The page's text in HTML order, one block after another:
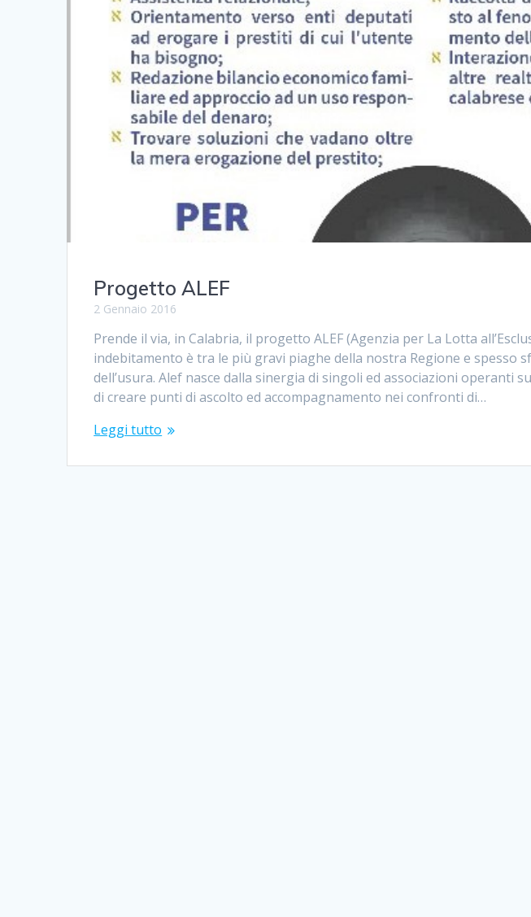
Progetto ALEF
2 Gennaio 2016
Prende il via, in Calabria, il progetto ALEF (Agenzia per La Lotta
indebitamento è tra le più gravi piaghe della nostra Regione e spesso
dell’usura. Alef nasce dalla sinergia di singoli ed associazioni operanti
di creare punti di ascolto ed accompagnamento nei confronti di…
Leggi tutto